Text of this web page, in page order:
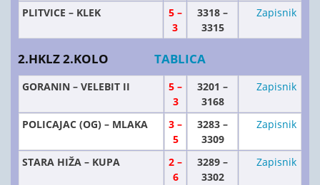
PLITVICE – KLEK
5 –
3
3318 –
3315
Zapisnik
2.HKLZ 2.KOLO TABLICA
GORANIN – VELEBIT II
5 –
3
3201 –
3168
Zapisnik
POLICAJAC (OG) – MLAKA
3 –
5
3283 –
3309
Zapisnik
STARA HIŽA – KUPA
2 –
6
3289 –
3302
Zapisnik